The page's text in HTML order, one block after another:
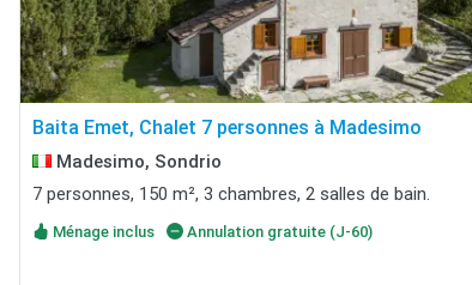
Baita Emet, Chalet 7 personnes à Madesimo
Madesimo, Sondrio
7 personnes, 150 m², 3 chambres, 2 salles de bain.
Ménage inclus Annulation gratuite (J-60)